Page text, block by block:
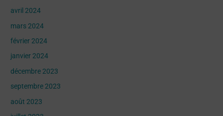
avril 2024
mars 2024
février 2024
janvier 2024
décembre 2023
septembre 2023
août 2023